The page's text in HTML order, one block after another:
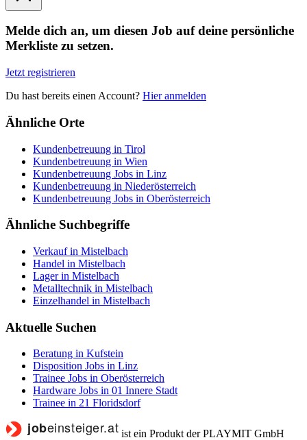
Melde dich an, um diesen Job auf deine persönliche
Merkliste zu setzen.
Jetzt registrieren
Du hast bereits einen Account? Hier anmelden
Ähnliche Orte
Kundenbetreuung in Tirol
Kundenbetreuung in Wien
Kundenbetreuung Jobs in Linz
Kundenbetreuung in Niederösterreich
Kundenbetreuung Jobs in Oberösterreich
Ähnliche Suchbegriffe
Verkauf in Mistelbach
Handel in Mistelbach
Lager in Mistelbach
Metalltechnik in Mistelbach
Einzelhandel in Mistelbach
Aktuelle Suchen
Beratung in Kufstein
Disposition Jobs in Linz
Trainee Jobs in Oberösterreich
Hardware Jobs in 01 Innere Stadt
Trainee in 21 Floridsdorf
ist ein Produkt der PLAYMIT GmbH